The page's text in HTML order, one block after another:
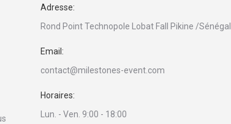
Adresse:
Rond Point Technopole Lobat Fall Pikine /Sénégal
Email:
contact@milestones-event.com
Horaires:
Lun. - Ven. 9:00 - 18:00